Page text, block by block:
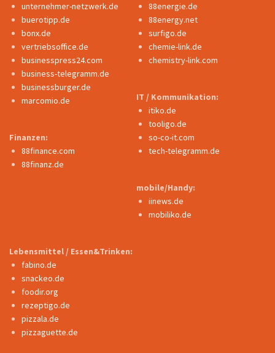
unternehmer-netzwerk.de
buerotipp.de
bonx.de
vertriebsoffice.de
businesspress24.com
business-telegramm.de
businessburger.de
marcomio.de
Finanzen:
88finance.com
88finanz.de
88energie.de
88energy.net
surfigo.de
chemie-link.de
chemistry-link.com
IT / Kommunikation:
itiko.de
tooligo.de
so-co-it.com
tech-telegramm.de
mobile/Handy:
iinews.de
mobiliko.de
Lebensmittel / Essen&Trinken:
fabino.de
snackeo.de
foodir.org
rezeptigo.de
pizzala.de
pizzaguette.de